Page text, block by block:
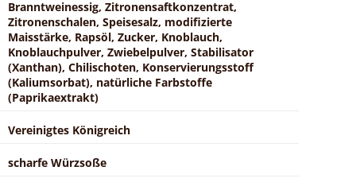
Branntweinessig, Zitronensaftkonzentrat,
Zitronenschalen, Speisesalz, modifizierte
Maisstärke, Rapsöl, Zucker, Knoblauch,
Knoblauchpulver, Zwiebelpulver, Stabilisator
(Xanthan), Chilischoten, Konservierungsstoff
(Kaliumsorbat), natürliche Farbstoffe
(Paprikaextrakt)
Vereinigtes Königreich
scharfe Würzsoße